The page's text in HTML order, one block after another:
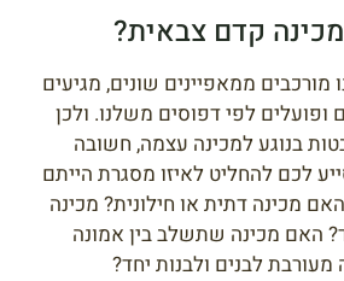
קדם צבאית?
ממאפיינים שונים, מגיעים
ופועלים לפי דפוסים משלנו. ולכן
בנוגע למכינה עצמה, חשובה
לכם להחליט לאיזו מסגרת הייתם
מכינה דתית או חילונית? מכינה
האם מכינה שתשלב בין אמונה
לבנים ולבנות יחד?